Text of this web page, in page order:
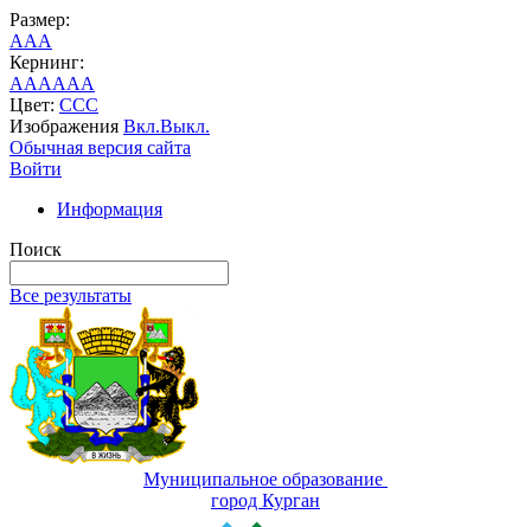
Размер:
AAA
Кернинг:
AAAAAA
Цвет: CCC
Изображения Вкл.Выкл.
Обычная версия сайта
Войти
Информация
Поиск
Все результаты
Муниципальное образование
город Курган